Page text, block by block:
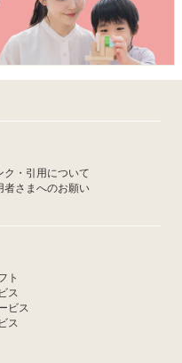
ク・引用について
者さまへのお願い
ト
ス
ビス
ス